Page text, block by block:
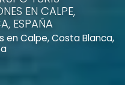
EN CALPE,
ESPAÑA
Calpe, Costa Blanca,